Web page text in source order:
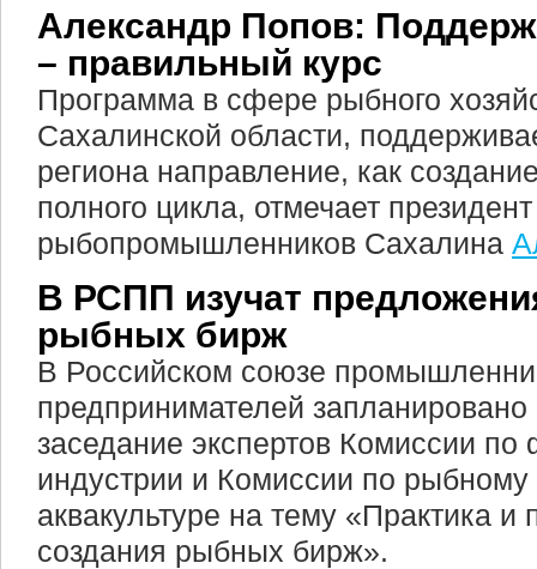
Александр Попов:
– правильный курс
Программа в сфере рыбного
Сахалинской области,
региона направление, как
полного цикла, отмечает
рыбопромышленников Сахалина
В РСПП изучат
рыбных бирж
В Российском союзе
предпринимателей запланировано
заседание экспертов Комиссии по
индустрии и Комиссии по рыбному
аквакультуре на тему «Практика и
создания рыбных бирж».